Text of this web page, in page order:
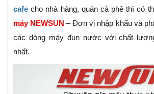
cafe cho nhà hàng, quán cà phê thì có
máy NEWSUN – Đơn vị nhập khẩu và
các dòng máy đun nước với chất
nhất.